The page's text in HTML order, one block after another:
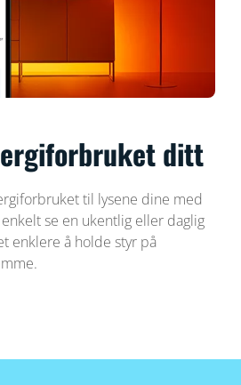
ditt
til lysene dine med
se en ukentlig eller daglig
enklere å holde styr på